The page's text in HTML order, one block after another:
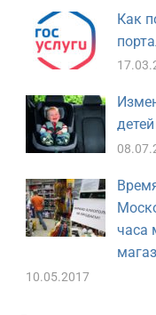
Как
часа
10.05.2017